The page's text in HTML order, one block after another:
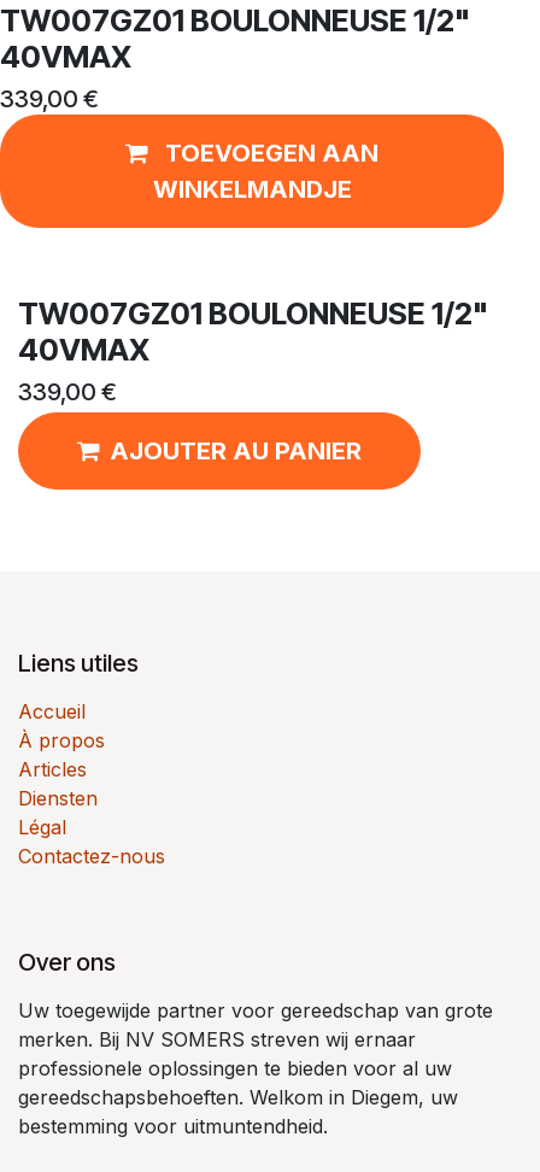
TW007GZ01 BOULONNEUSE 1/2"
40VMAX
339,00 €
TOEVOEGEN AAN
WINKELMANDJE
TW007GZ01 BOULONNEUSE 1/2"
40VMAX
339,00 €
AJOUTER AU PANIER
Liens utiles
Accueil
À propos
Articles
Diensten
Légal
Contactez-nous
Over ons
Uw toegewijde partner voor gereedschap van grote
merken. Bij NV SOMERS streven wij ernaar
professionele oplossingen te bieden voor al uw
gereedschapsbehoeften. Welkom in Diegem, uw
bestemming voor uitmuntendheid.